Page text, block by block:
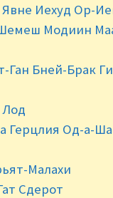
All Rights Reserved
Иехуд Ор-
Модиин
Ган Бней-Брак
Лод
Герцлия Од-а-
Малахи
Сдерот